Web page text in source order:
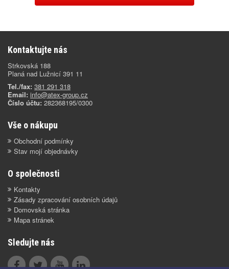
Kontaktujte nás
Strkovská 188
Planá nad Lužnicí 391 11
Tel./fax: 381 291 318
Email: info@atex-group.cz
Číslo účtu: 282368195/0300
Vše o nákupu
Obchodní podmínky
Stav mojí objednávky
O společnosti
Kontakty
Zásady zpracování osobních údajů
Domovská stránka
Mapa stránek
Sledujte nás